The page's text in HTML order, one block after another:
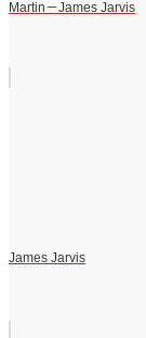
Martin－James Jarvis
James Jarvis